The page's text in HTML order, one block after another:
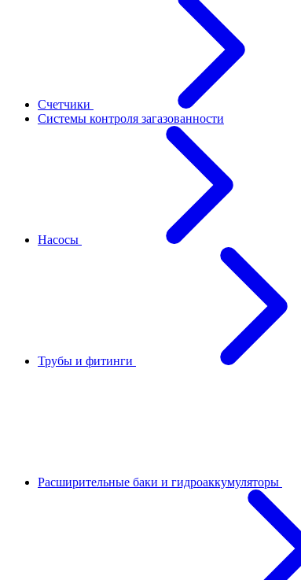
Счетчики
Системы контроля загазованности
Насосы
Трубы и фитинги
Расширительные баки и гидроаккумуляторы